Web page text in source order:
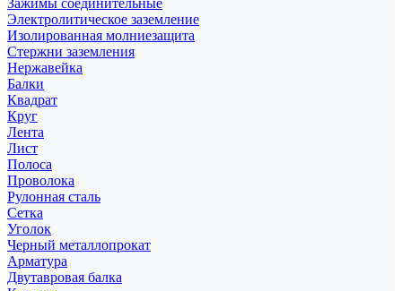
Зажимы соединительные
Электролитическое заземление
Изолированная молниезащита
Стержни заземления
Нержавейка
Балки
Квадрат
Круг
Лента
Лист
Полоса
Проволока
Рулонная сталь
Сетка
Уголок
Черный металлопрокат
Арматура
Двутавровая балка